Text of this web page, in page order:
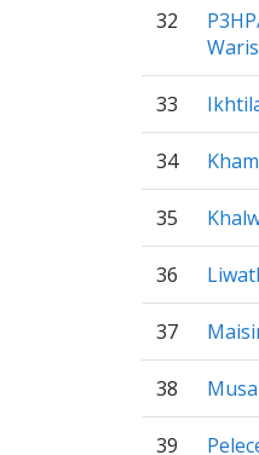
32
Waris
33
34
35
36
37
38
39